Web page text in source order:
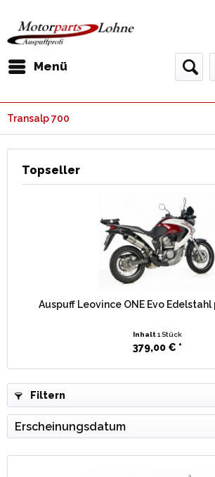
Menü
Transalp 700
Topseller
Auspuff Leovince ONE Evo Edelstahl
Inhalt 1 Stück
379,00 € *
Filtern